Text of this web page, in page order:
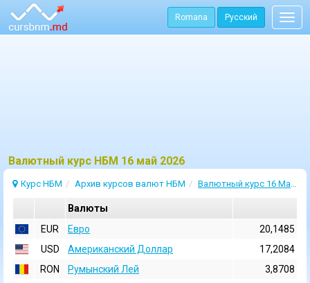
Romana Русский
Bалютный курс НБМ 16 май 2026
Курс НБМ Архив курсов валют НБМ Валютный курс 16 Май 2026
Валюты
EUR
Евро
20,1485
USD
Aмериканский Доллар
17,2084
RON
Румынский Лей
3,8708